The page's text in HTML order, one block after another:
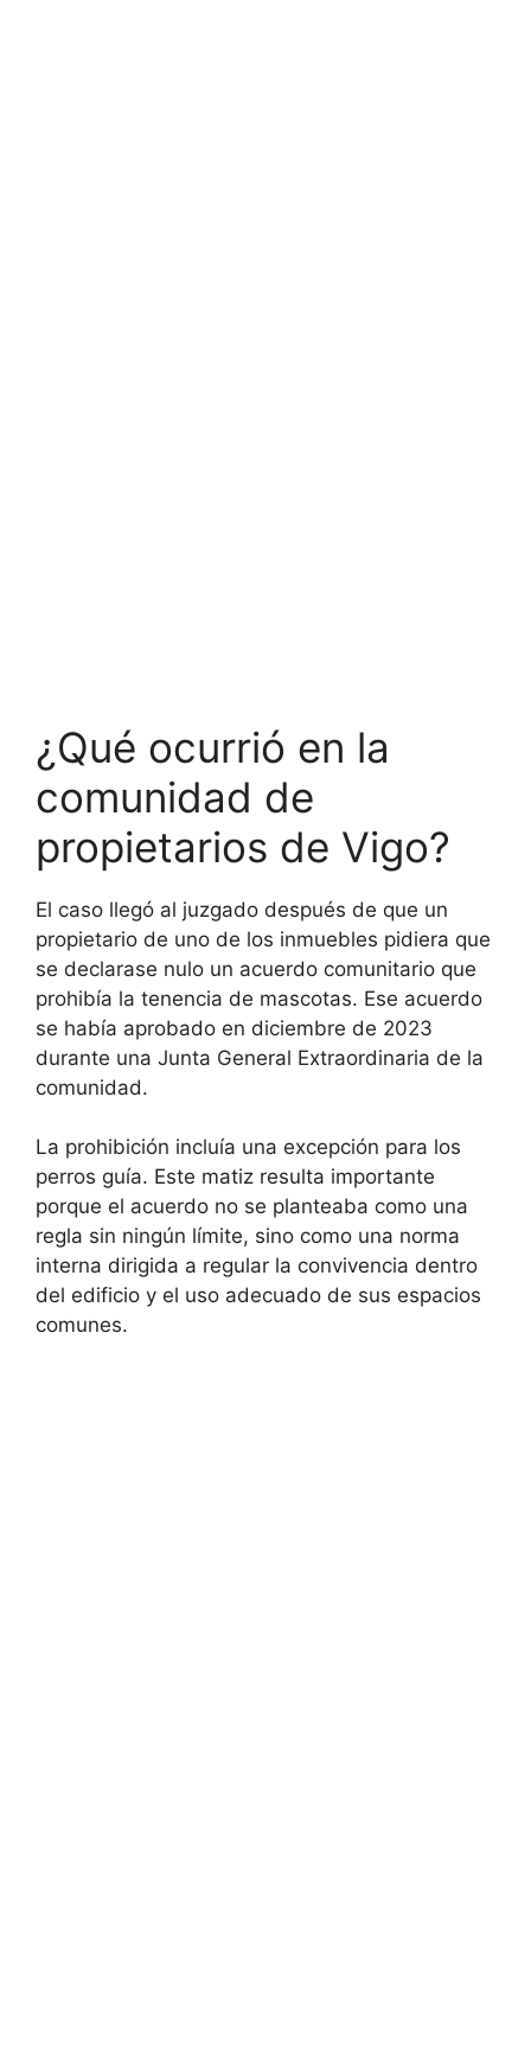
¿Qué ocurrió en la
comunidad de
propietarios de Vigo?
El caso llegó al juzgado después de que un
propietario de uno de los inmuebles pidiera que
se declarase nulo un acuerdo comunitario que
prohibía la tenencia de mascotas. Ese acuerdo
se había aprobado en diciembre de 2023
durante una Junta General Extraordinaria de la
comunidad.
La prohibición incluía una excepción para los
perros guía. Este matiz resulta importante
porque el acuerdo no se planteaba como una
regla sin ningún límite, sino como una norma
interna dirigida a regular la convivencia dentro
del edificio y el uso adecuado de sus espacios
comunes.